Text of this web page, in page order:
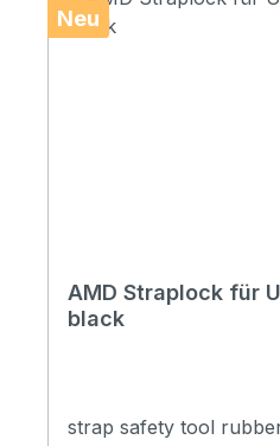
Neu
AMD Straplock für
black
strap safety tool